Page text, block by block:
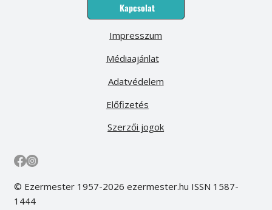
Kapcsolat
Médiaajánlat
Előfizetés
Impresszum
Adatvédelem
Szerzői jogok
© Ezermester 1957-2026 ezermester.hu ISSN 1587-
1444